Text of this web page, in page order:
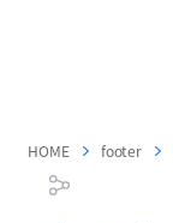
HOME footer